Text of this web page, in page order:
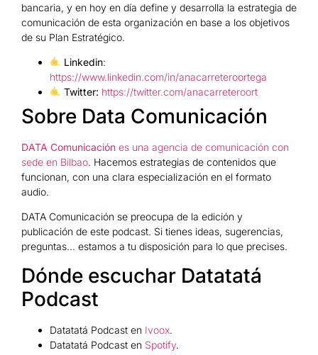
bancaria, y en hoy en día define y desarrolla la estrategia de
comunicación de esta organización en base a los objetivos
de su Plan Estratégico.
Linkedin:
https://www.linkedin.com/in/anacarreteroortega
Twitter: https://twitter.com/anacarreteroort
Sobre Data Comunicación
DATA Comunicación es una agencia de comunicación con
sede en Bilbao. Hacemos estrategias de contenidos que
funcionan, con una clara especialización en el formato
audio.
DATA Comunicación se preocupa de la edición y
publicación de este podcast. Si tienes ideas, sugerencias,
preguntas… estamos a tu disposición para lo que precises.
Dónde escuchar Datatatá
Podcast
Datatatá Podcast en Ivoox.
Datatatá Podcast en Spotify.